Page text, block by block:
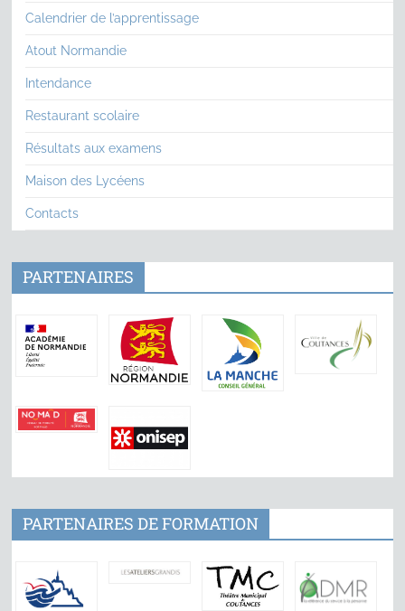
Calendrier de l’apprentissage
Atout Normandie
Intendance
Restaurant scolaire
Résultats aux examens
Maison des Lycéens
Contacts
PARTENAIRES
PARTENAIRES DE FORMATION